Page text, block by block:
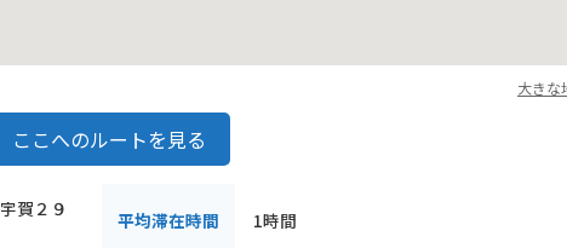
大きな
ここへのルートを見る
賀２９
平均滞在時間 1時間